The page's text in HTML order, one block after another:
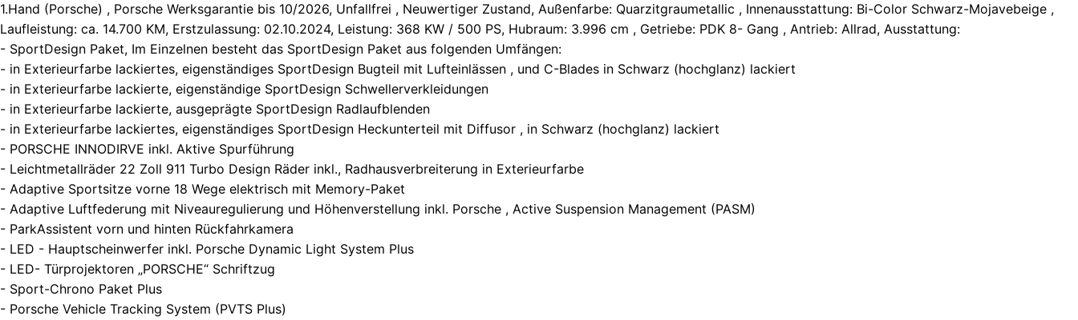
1.Hand (Porsche) , Porsche Werksgarantie bis 10/2026, Unfallfrei , Neuwertiger Zustand, Außenfarbe: Quarzitgraumetallic , Innenausstattung: Bi-Color Schwarz-Mojavebeige ,
Laufleistung: ca. 14.700 KM, Erstzulassung: 02.10.2024, Leistung: 368 KW / 500 PS, Hubraum: 3.996 cm , Getriebe: PDK 8- Gang , Antrieb: Allrad, Ausstattung:
- SportDesign Paket, Im Einzelnen besteht das SportDesign Paket aus folgenden Umfängen:
- in Exterieurfarbe lackiertes, eigenständiges SportDesign Bugteil mit Lufteinlässen , und C-Blades in Schwarz (hochglanz) lackiert
- in Exterieurfarbe lackierte, eigenständige SportDesign Schwellerverkleidungen
- in Exterieurfarbe lackierte, ausgeprägte SportDesign Radlaufblenden
- in Exterieurfarbe lackiertes, eigenständiges SportDesign Heckunterteil mit Diffusor , in Schwarz (hochglanz) lackiert
- PORSCHE INNODIRVE inkl. Aktive Spurführung
- Leichtmetallräder 22 Zoll 911 Turbo Design Räder inkl., Radhausverbreiterung in Exterieurfarbe
- Adaptive Sportsitze vorne 18 Wege elektrisch mit Memory-Paket
- Adaptive Luftfederung mit Niveauregulierung und Höhenverstellung inkl. Porsche , Active Suspension Management (PASM)
- ParkAssistent vorn und hinten Rückfahrkamera
- LED - Hauptscheinwerfer inkl. Porsche Dynamic Light System Plus
- LED- Türprojektoren „PORSCHE“ Schriftzug
- Sport-Chrono Paket Plus
- Porsche Vehicle Tracking System (PVTS Plus)